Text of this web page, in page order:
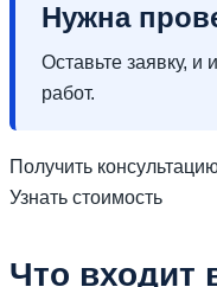
Нужна
Оставьте заявку,
работ.
Получить
Узнать стоимость
Что входит